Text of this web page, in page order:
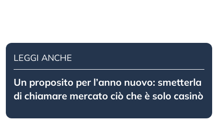
LEGGI ANCHE
Un proposito per l’anno nuovo: smetterla
di chiamare mercato ciò che è solo casinò